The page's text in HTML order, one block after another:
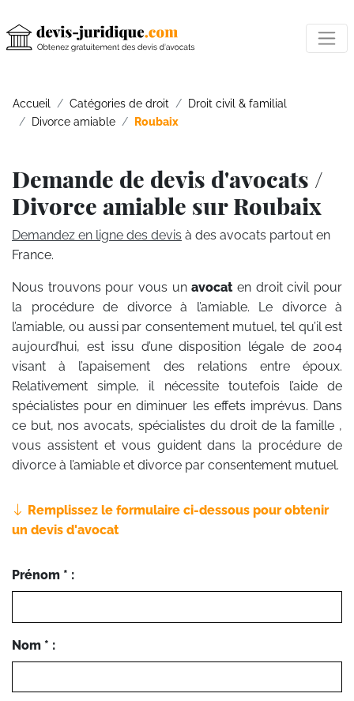
Accueil Catégories de droit
Droit civil & familial
Divorce amiable
Roubaix
Demande de devis d'avocats /
Divorce amiable sur Roubaix
Demandez en ligne des devis à des avocats partout en
France.
Nous trouvons pour vous unavocaten droit civil pour
la procédure de divorce à l’amiable. Le divorce à
l’amiable, ou aussi par consentement mutuel, tel qu’il est
aujourd’hui, est issu d’une disposition légale de 2004
visant à l’apaisement des relations entre époux.
Relativement simple, il nécessite toutefois l’aide de
spécialistes pour en diminuer les effets imprévus. Dans
ce but, nos avocats, spécialistes du droit de la famille ,
vous assistent et vous guident dans la procédure de
divorce à l’amiable et divorce par consentement mutuel.
Remplissez le formulaire ci-dessous pour obtenir
un devis d'avocat
Prénom * :
Nom * :